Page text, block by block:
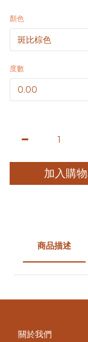
顏色
度數
加入購
商品描述
關於我們